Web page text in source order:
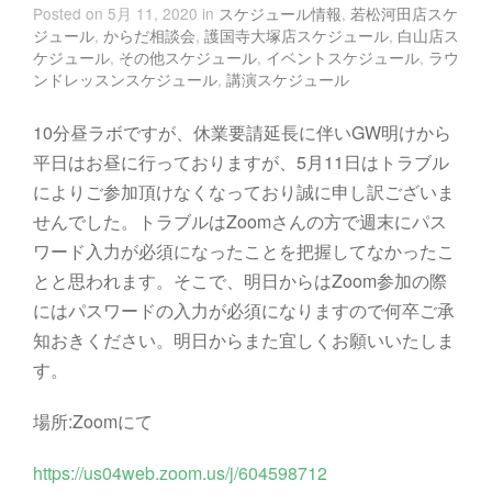
Posted on 5月 11, 2020 in スケジュール情報, 若松河田店スケ
ジュール, からだ相談会, 護国寺大塚店スケジュール, 白山店ス
ケジュール, その他スケジュール, イベントスケジュール, ラウ
ンドレッスンスケジュール, 講演スケジュール
10分昼ラボですが、休業要請延長に伴いGW明けから
平日はお昼に行っておりますが、5月11日はトラブル
によりご参加頂けなくなっており誠に申し訳ございま
せんでした。トラブルはZoomさんの方で週末にパス
ワード入力が必須になったことを把握してなかったこ
とと思われます。そこで、明日からはZoom参加の際
にはパスワードの入力が必須になりますので何卒ご承
知おきください。明日からまた宜しくお願いいたしま
す。
場所:Zoomにて
https://us04web.zoom.us/j/604598712